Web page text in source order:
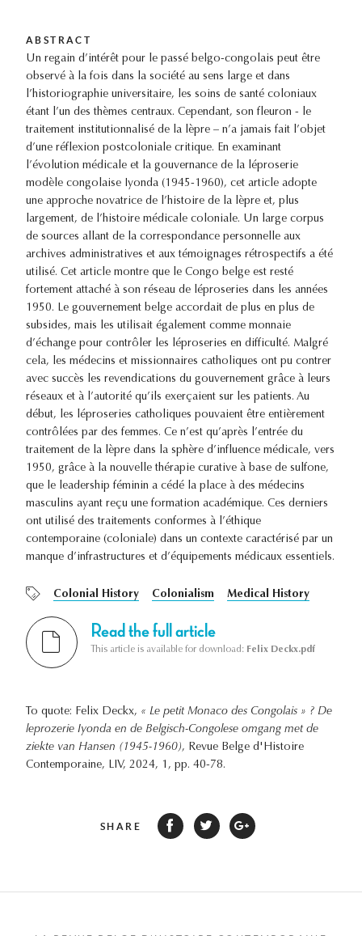
ABSTRACT
Un regain d’intérêt pour le passé belgo-congolais peut être
observé à la fois dans la société au sens large et dans
l’historiographie universitaire, les soins de santé coloniaux
étant l’un des thèmes centraux. Cependant, son fleuron - le
traitement institutionnalisé de la lèpre – n’a jamais fait l’objet
d’une réflexion postcoloniale critique. En examinant
l’évolution médicale et la gouvernance de la léproserie
modèle congolaise Iyonda (1945-1960), cet article adopte
une approche novatrice de l’histoire de la lèpre et, plus
largement, de l’histoire médicale coloniale. Un large corpus
de sources allant de la correspondance personnelle aux
archives administratives et aux témoignages rétrospectifs a été
utilisé. Cet article montre que le Congo belge est resté
fortement attaché à son réseau de léproseries dans les années
1950. Le gouvernement belge accordait de plus en plus de
subsides, mais les utilisait également comme monnaie
d’échange pour contrôler les léproseries en difficulté. Malgré
cela, les médecins et missionnaires catholiques ont pu contrer
avec succès les revendications du gouvernement grâce à leurs
réseaux et à l’autorité qu’ils exerçaient sur les patients. Au
début, les léproseries catholiques pouvaient être entièrement
contrôlées par des femmes. Ce n’est qu’après l’entrée du
traitement de la lèpre dans la sphère d’influence médicale, vers
1950, grâce à la nouvelle thérapie curative à base de sulfone,
que le leadership féminin a cédé la place à des médecins
masculins ayant reçu une formation académique. Ces derniers
ont utilisé des traitements conformes à l’éthique
contemporaine (coloniale) dans un contexte caractérisé par un
manque d’infrastructures et d’équipements médicaux essentiels.
Colonial History Colonialism Medical History
Read the full article
This article is available for download: Felix Deckx.pdf
To quote: Felix Deckx, « Le petit Monaco des Congolais » ? De
leprozerie Iyonda en de Belgisch-Congolese omgang met de
ziekte van Hansen (1945-1960), Revue Belge d'Histoire
Contemporaine, LIV, 2024, 1, pp. 40-78.
SHARE